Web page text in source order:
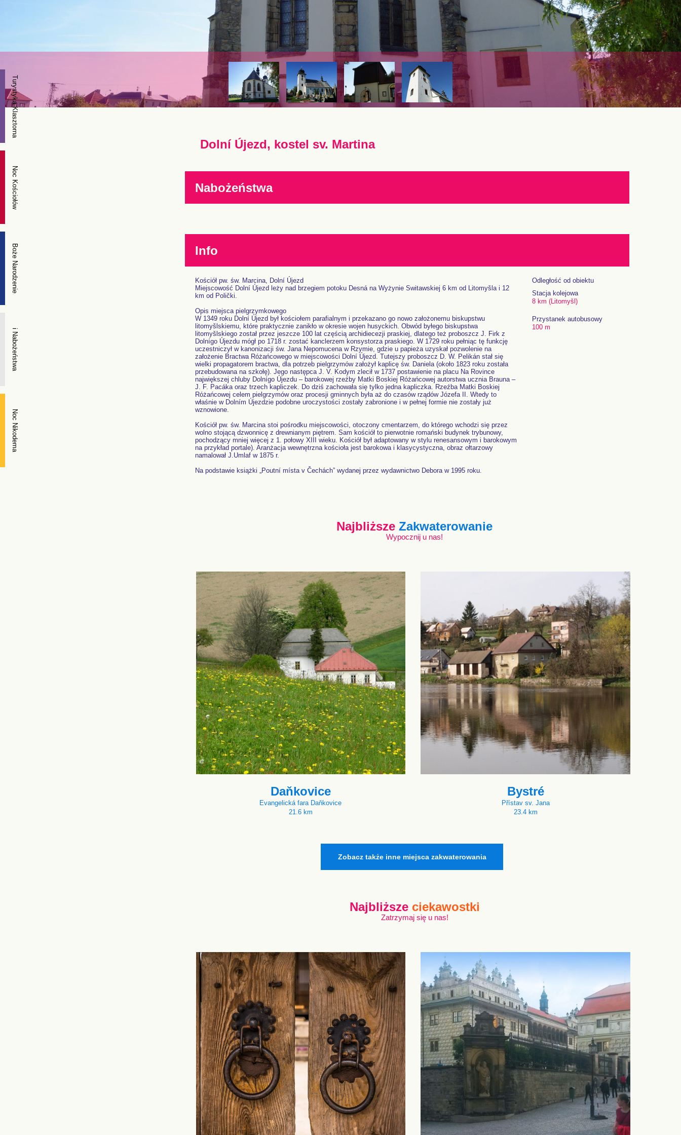
Dolní Újezd, kostel sv. Martina
Nabożeństwa
Info
Kościół pw. św. Marcina, Dolní Újezd
Miejscowość Dolní Újezd leży nad brzegiem potoku Desná na Wyżynie Switawskiej 6 km od Litomyšla i 12
km od Polički.
Opis miejsca pielgrzymkowego
W 1349 roku Dolní Újezd był kościołem parafialnym i przekazano go nowo założonemu biskupstwu
litomyšlskiemu, które praktycznie zanikło w okresie wojen husyckich. Obwód byłego biskupstwa
litomyšlskiego został przez jeszcze 100 lat częścią archidiecezji praskiej, dlatego też proboszcz J. Firk z
Dolnígo Újezdu mógł po 1718 r. zostać kanclerzem konsystorza praskiego. W 1729 roku pełniąc tę funkcję
uczestniczył w kanonizacji św. Jana Nepomucena w Rzymie, gdzie u papieża uzyskał pozwolenie na
założenie Bractwa Różańcowego w miejscowości Dolní Újezd. Tutejszy proboszcz D. W. Pelikán stał się
wielki propagatorem bractwa, dla potrzeb pielgrzymów założył kaplicę św. Daniela (około 1823 roku została
przebudowana na szkołę). Jego następca J. V. Kodym zlecił w 1737 postawienie na placu Na Rovince
największej chluby Dolnígo Újezdu – barokowej rzeźby Matki Boskiej Różańcowej autorstwa ucznia Brauna –
J. F. Pacáka oraz trzech kapliczek. Do dziś zachowała się tylko jedna kapliczka. Rzeźba Matki Boskiej
Różańcowej celem pielgrzymów oraz procesji gminnych była aż do czasów rządów Józefa II. Wtedy to
właśnie w Dolním Újezdzie podobne uroczystości zostały zabronione i w pełnej formie nie zostały już
wznowione.
Kościół pw. św. Marcina stoi pośrodku miejscowości, otoczony cmentarzem, do którego wchodzi się przez
wolno stojącą dzwonnicę z drewnianym piętrem. Sam kościół to pierwotnie romański budynek trybunowy,
pochodzący mniej więcej z 1. połowy XIII wieku. Kościół był adaptowany w stylu renesansowym i barokowym
na przykład portale). Aranżacja wewnętrzna kościoła jest barokowa i klasycystyczna, obraz ołtarzowy
namalował J.Umlaf w 1875 r.
Na podstawie książki „Poutní místa v Čechách” wydanej przez wydawnictwo Debora w 1995 roku.
Odległość od obiektu
Stacja kolejowa
8 km (Litomyšl)
Przystanek autobusowy
100 m
NajbliższeZakwaterowanie
Wypocznij u nas!
Daňkovice
Evangelická fara Daňkovice
21.6 km
Bystré
Přístav sv. Jana
23.4 km
Zobacz także inne miejsca zakwaterowania
Najbliższe ciekawostki
Zatrzymaj się u nas!
Turystyka Klasztorna
Noc Nikodema
Noc Kościołów
Boże Narodzenie
i Nabożeństwa